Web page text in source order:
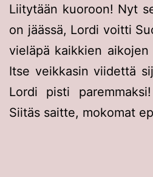
Liitytään kuoroon! Nyt
on jäässä, Lordi voitti
vieläpä kaikkien
Itse veikkasin viidettä
Lordi pisti
Siitäs saitte, mokomat